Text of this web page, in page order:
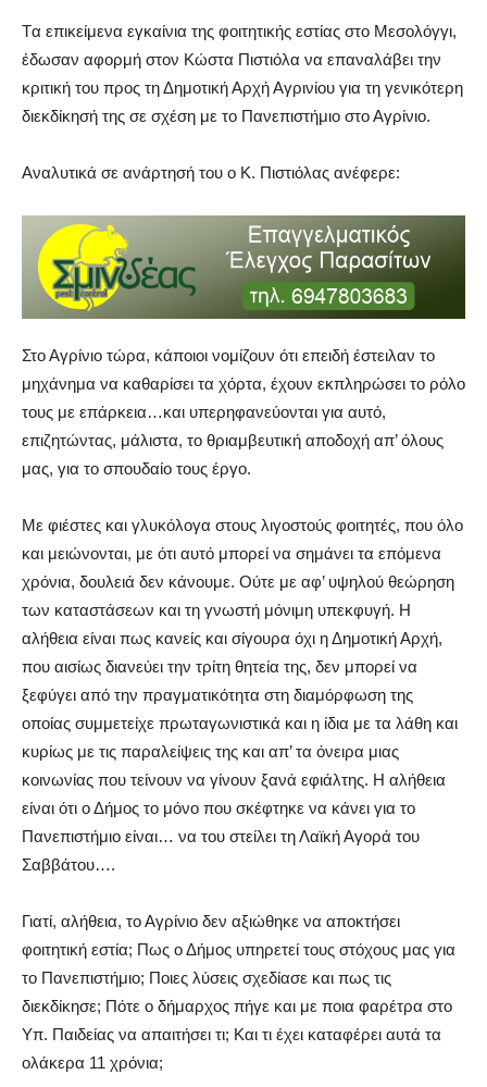
Tα επικείμενα εγκαίνια της φοιτητικής εστίας στο Μεσολόγγι,
έδωσαν αφορμή στον Κώστα Πιστιόλα να επαναλάβει την
κριτική του προς τη Δημοτική Αρχή Αγρινίου για τη γενικότερη
διεκδίκησή της σε σχέση με το Πανεπιστήμιο στο Αγρίνιο.
Αναλυτικά σε ανάρτησή του ο Κ. Πιστιόλας ανέφερε:
Στο Αγρίνιο τώρα, κάποιοι νομίζουν ότι επειδή έστειλαν το
μηχάνημα να καθαρίσει τα χόρτα, έχουν εκπληρώσει το ρόλο
τους με επάρκεια…και υπερηφανεύονται για αυτό,
επιζητώντας, μάλιστα, το θριαμβευτική αποδοχή απ’ όλους
μας, για το σπουδαίο τους έργο.
Με φιέστες και γλυκόλογα στους λιγοστούς φοιτητές, που όλο
και μειώνονται, με ότι αυτό μπορεί να σημάνει τα επόμενα
χρόνια, δουλειά δεν κάνουμε. Ούτε με αφ’ υψηλού θεώρηση
των καταστάσεων και τη γνωστή μόνιμη υπεκφυγή. Η
αλήθεια είναι πως κανείς και σίγουρα όχι η Δημοτική Αρχή,
που αισίως διανεύει την τρίτη θητεία της, δεν μπορεί να
ξεφύγει από την πραγματικότητα στη διαμόρφωση της
οποίας συμμετείχε πρωταγωνιστικά και η ίδια με τα λάθη και
κυρίως με τις παραλείψεις της και απ’ τα όνειρα μιας
κοινωνίας που τείνουν να γίνουν ξανά εφιάλτης. H αλήθεια
είναι ότι ο Δήμος το μόνο που σκέφτηκε να κάνει για το
Πανεπιστήμιο είναι… να του στείλει τη Λαϊκή Αγορά του
Σαββάτου….
Γιατί, αλήθεια, το Αγρίνιο δεν αξιώθηκε να αποκτήσει
φοιτητική εστία; Πως ο Δήμος υπηρετεί τους στόχους μας για
το Πανεπιστήμιο; Ποιες λύσεις σχεδίασε και πως τις
διεκδίκησε; Πότε ο δήμαρχος πήγε και με ποια φαρέτρα στο
Υπ. Παιδείας να απαιτήσει τι; Και τι έχει καταφέρει αυτά τα
ολάκερα 11 χρόνια;